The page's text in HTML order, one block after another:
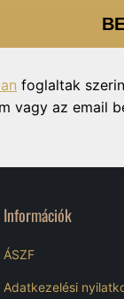
foglaltak
vagy az email
Információk
ÁSZF
Adatkezelési